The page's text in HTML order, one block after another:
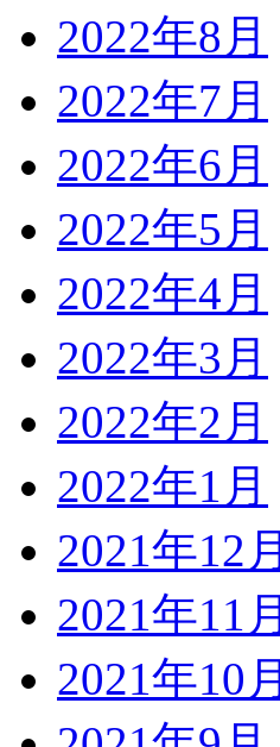
2022年8月
2022年7月
2022年6月
2022年5月
2022年4月
2022年3月
2022年2月
2022年1月
2021年12月
2021年11月
2021年10月